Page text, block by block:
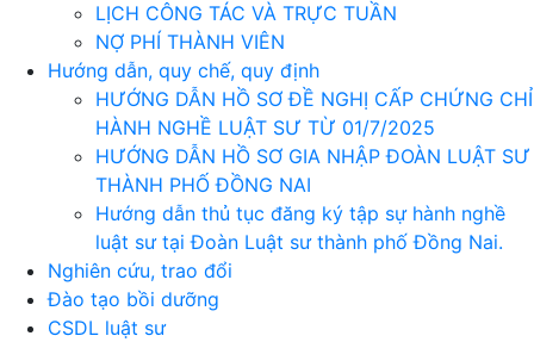
LỊCH CÔNG TÁC VÀ TRỰC TUẦN
NỢ PHÍ THÀNH VIÊN
Hướng dẫn, quy chế, quy định
HƯỚNG DẪN HỒ SƠ ĐỀ NGHỊ CẤP CHỨNG CHỈ
HÀNH NGHỀ LUẬT SƯ TỪ 01/7/2025
HƯỚNG DẪN HỒ SƠ GIA NHẬP ĐOÀN LUẬT SƯ
THÀNH PHỐ ĐỒNG NAI
Hướng dẫn thủ tục đăng ký tập sự hành nghề
luật sư tại Đoàn Luật sư thành phố Đồng Nai.
Nghiên cứu, trao đổi
Đào tạo bồi dưỡng
CSDL luật sư